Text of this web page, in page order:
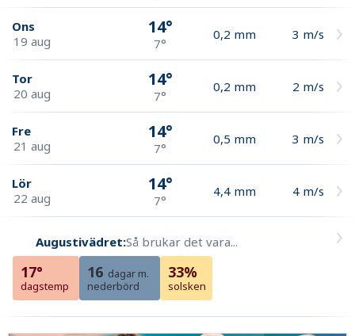
Ons
19 aug
14°
7°
0,2 mm 3 m/s
Tor
20 aug
14°
7°
0,2 mm 2 m/s
Fre
21 aug
14°
7°
0,5 mm 3 m/s
Lör
22 aug
14°
7°
4,4 mm 4 m/s
Augustivädret:Så brukar det vara...
17°
dagstemp
16 dagar m.
nederbörd
33%
solsken